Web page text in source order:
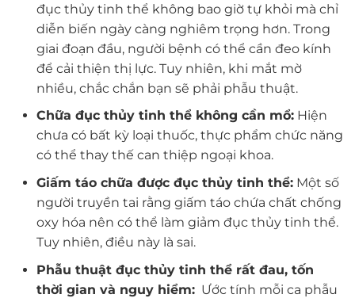
đục thủy tinh thể không bao giờ tự khỏi mà chỉ
diễn biến ngày càng nghiêm trọng hơn. Trong
giai đoạn đầu, người bệnh có thể cần đeo kính
để cải thiện thị lực. Tuy nhiên, khi mắt mờ
nhiều, chắc chắn bạn sẽ phải phẫu thuật.
Chữa đục thủy tinh thể không cần mổ:Hiện
chưa có bất kỳ loại thuốc, thực phẩm chức năng
có thể thay thế can thiệp ngoại khoa.
Giấm táo chữa được đục thủy tinh thể:Một số
người truyền tai rằng giấm táo chứa chất chống
oxy hóa nên có thể làm giảm đục thủy tinh thể.
Tuy nhiên, điều này là sai.
Phẫu thuật đục thủy tinh thể rất đau, tốn
thời gian và nguy hiểm:Ước tính mỗi ca phẫu